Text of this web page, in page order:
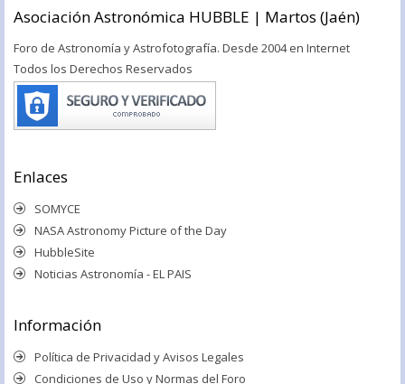
Asociación Astronómica HUBBLE | Martos (Jaén)
Foro de Astronomía y Astrofotografía. Desde 2004 en Internet
Todos los Derechos Reservados
Enlaces
SOMYCE
NASA Astronomy Picture of the Day
HubbleSite
Noticias Astronomía - EL PAIS
Información
Política de Privacidad y Avisos Legales
Condiciones de Uso y Normas del Foro